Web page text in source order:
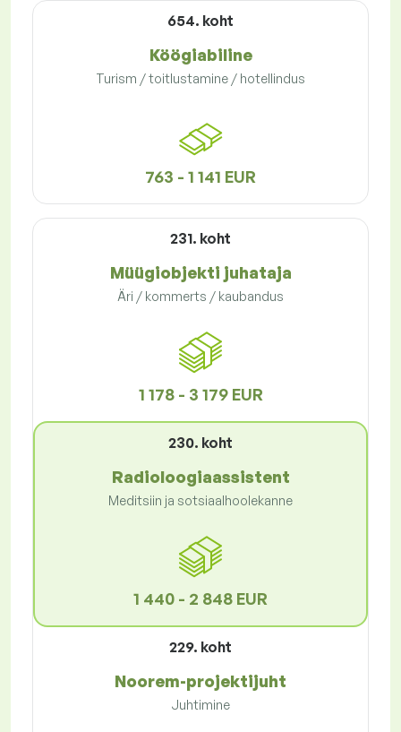
654. koht
Köögiabiline
Turism / toitlustamine / hotellindus
763 - 1 141 EUR
231. koht
Müügiobjekti juhataja
Äri / kommerts / kaubandus
1 178 - 3 179 EUR
230. koht
Radioloogiaassistent
Meditsiin ja sotsiaalhoolekanne
1 440 - 2 848 EUR
229. koht
Noorem-projektijuht
Juhtimine